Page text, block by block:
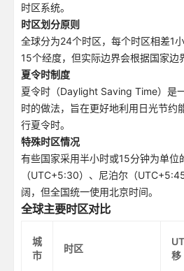
时区系统。
时区划分原则
全球分为24个时区，每个时区相差1
15个经度，但实际边界会根据国家边
夏令时制度
夏令时（Daylight Saving Time）是
时的做法，旨在更好地利用日光节约
行夏令时。
特殊时区情况
有些国家采用半小时或15分钟为单位
（UTC+5:30）、尼泊尔（
阔，但全国统一使用北京时间。
全球主要时区对比
城
市
时区
移